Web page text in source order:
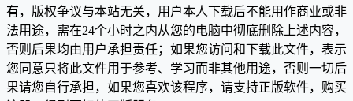
有，版权争议与本站无关，用户本人下载后不能用作商业或非
法用途，需在24个小时之内从您的电脑中彻底删除上述内容，
否则后果均由用户承担责任；如果您访问和下载此文件，表示
您同意只将此文件用于参考、学习而非其他用途，否则一切后
果请您自行承担，如果您喜欢该程序，请支持正版软件，购买